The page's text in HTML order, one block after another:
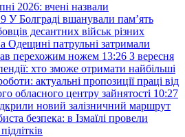
2026: вчені назвали
У Болграді вшанували пам’ять
десантних військ різних
Одещині патрульні затримали
перехожим ножем 13:26 З вересня
хто зможе отримати найбільші
актуальні пропозиції праці від
обласного центру зайнятості 10:27
новий залізничний маршрут
безпека: в Ізмаїлі провели